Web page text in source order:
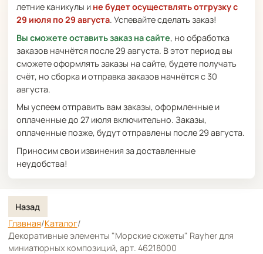
летние каникулы и не будет осуществлять отгрузку с
29 июля по 29 августа. Успевайте сделать заказ!
Вы сможете оставить заказ на сайте, но обработка
заказов начнётся после 29 августа. В этот период вы
сможете оформлять заказы на сайте, будете получать
счёт, но сборка и отправка заказов начнётся с 30
августа.
Мы успеем отправить вам заказы, оформленные и
оплаченные до 27 июля включительно. Заказы,
оплаченные позже, будут отправлены после 29 августа.
Приносим свои извинения за доставленные
неудобства!
Назад
Главная/Каталог/
Декоративные элементы "Морские сюжеты" Rayher для
миниатюрных композиций, арт. 46218000